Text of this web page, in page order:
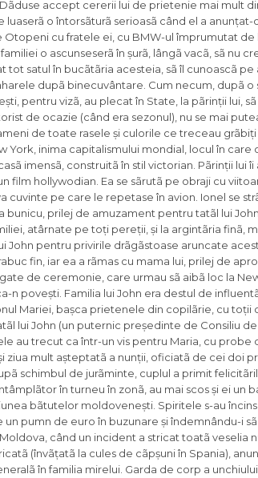
accept cererii lui de prietenie mai mult
o întorsãturã serioasã când el a
Otopeni cu fratele ei, cu BMW-ul împrumutat
o ascunseserã în șurã, lângã vacã, sã nu
tot satul în bucãtãria acesteia, sã îl cunoascã
dupã binecuvântare. Cum necum, dupã o
pentru vizã, au plecat în State, la pãrinții lui,
de ocazie (când era sezonul), nu se mai
de toate rasele și culorile ce treceau
York, inima capitalismului mondial, locul în
imensã, construitã în stil victorian. Pãrinții
film hollywodian. Ea se sãrutã pe obraji cu
pe care le repetase în avion. Ionel se
bunicu, prilej de amuzament pentru tatãl lui
atârnate pe toți pereții, și la argintãria finã,
pentru privirile drãgãstoase aruncate
fin, iar ea a rãmas cu mama lui, prilej de
de ceremonie, care urmau sã aibã loc la
n povești. Familia lui John era destul de
Mariei, bașca prietenele din copilãrie, cu toții
lui John (un puternic președinte de Consiliu
au trecut ca într-un vis pentru Maria, cu
ziua mult așteptatã a nunții, oficiatã de cei doi
schimbul de jurãminte, cuplul a primit
în turneu în zonã, au mai scos și ei un
bãtutelor moldovenești. Spiritele s-au
pumn de euro în buzunare și îndemnându-i
când un incident a stricat toatã veselia
(învãțatã la cules de cãpșuni în Spania),
în familia mirelui. Garda de corp a